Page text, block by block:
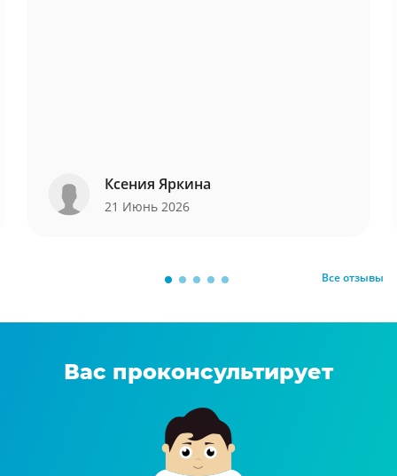
Ксения Яркина
21 Июнь 2026
Все отзывы
Вас проконсультирует